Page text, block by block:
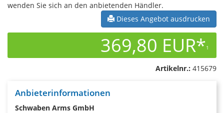
wenden Sie sich an den anbietenden Händler.
Dieses Angebot ausdrucken
369,80 EUR*1
Artikelnr.: 415679
Anbieterinformationen
Schwaben Arms GmbH